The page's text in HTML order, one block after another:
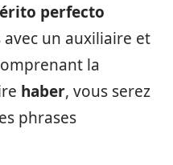
perfecto
avec un auxiliaire et
la
haber, vous serez
phrases